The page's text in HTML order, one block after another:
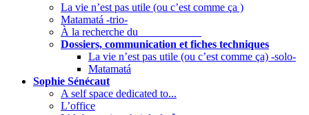
La vie n’est pas utile (ou c’est comme ça )
Matamatá -trio-
À la recherche du ___________
Dossiers, communication et fiches techniques
La vie n’est pas utile (ou c’est comme ça) -solo-
Matamatá
Sophie Sénécaut
A self space dedicated to...
L’office